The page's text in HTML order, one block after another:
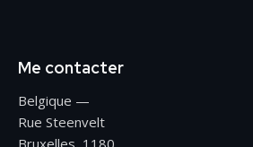
Me contacter
Belgique —
Rue Steenvelt